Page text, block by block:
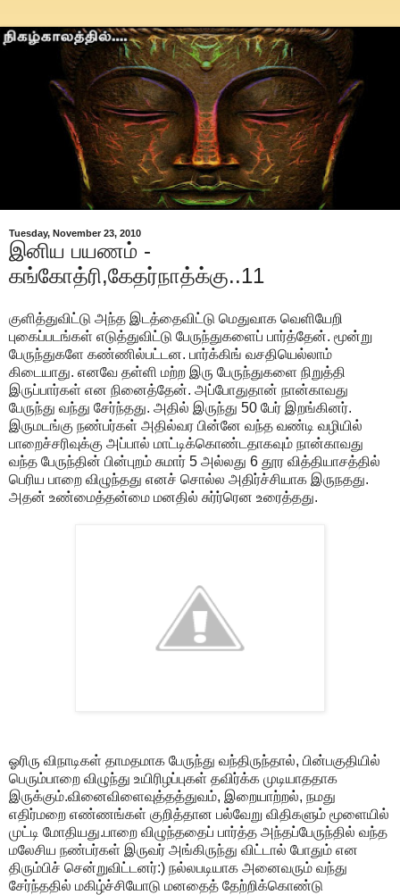
Tuesday, November 23, 2010
இனிய பயணம் -
கங்கோத்ரி,கேதர்நாத்க்கு..11
குளித்துவிட்டு அந்த இடத்தைவிட்டு மெதுவாக வெளியேறி
புகைப்படங்கள் எடுத்துவிட்டு பேருந்துகளைப் பார்த்தேன். மூன்று
பேருந்துகளே கண்ணில்பட்டன. பார்க்கிங் வசதியெல்லாம்
கிடையாது. எனவே தள்ளி மற்ற இரு பேருந்துகளை நிறுத்தி
இருப்பார்கள் என நினைத்தேன். அப்போதுதான் நான்காவது
பேருந்து வந்து சேர்ந்தது. அதில் இருந்து 50 பேர் இறங்கினர்.
இருமடங்கு நண்பர்கள் அதில்வர பின்னே வந்த வண்டி வழியில்
பாறைச்சரிவுக்கு அப்பால் மாட்டிக்கொண்டதாகவும் நான்காவது
வந்த பேருந்தின் பின்புறம் சுமார் 5 அல்லது 6 தூர வித்தியாசத்தில்
பெரிய பாறை விழுந்தது எனச் சொல்ல அதிர்ச்சியாக இருநதது.
அதன் உண்மைத்தன்மை மனதில் சுர்ர்ரென உரைத்தது.
ஓரிரு விநாடிகள் தாமதமாக பேருந்து வந்திருந்தால், பின்பகுதியில்
பெரும்பாறை விழுந்து உயிரிழப்புகள் தவிர்க்க முடியாததாக
இருக்கும்.வினைவிளைவுத்தத்துவம், இறையாற்றல், நமது
எதிர்மறை எண்ணங்கள் குறித்தான பல்வேறு விதிகளும் மூளையில்
முட்டி மோதியது.பாறை விழுந்ததைப் பார்த்த அந்தப்பேருந்தில் வந்த
மலேசிய நண்பர்கள் இருவர் அங்கிருந்து விட்டால் போதும் என
திரும்பிச் சென்றுவிட்டனர்:) நல்லபடியாக அனைவரும் வந்து
சேர்ந்ததில் மகிழ்ச்சியோடு மனதைத் தேற்றிக்கொண்டு